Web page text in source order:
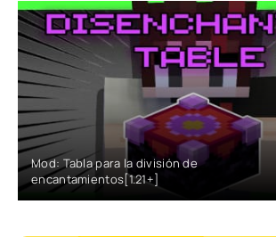
Mod: Tabla para la división de
encantamientos[1.21+]